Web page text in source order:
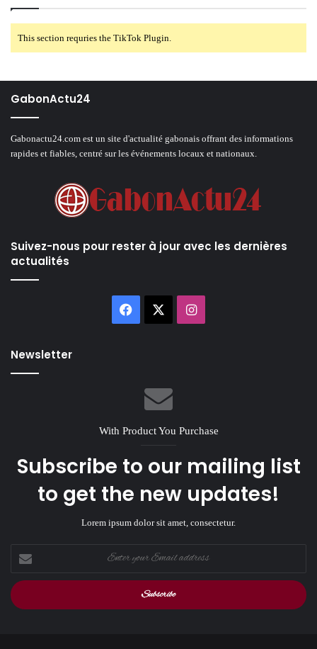
This section requries the TikTok Plugin.
GabonActu24
Gabonactu24.com est un site d'actualité gabonais offrant des informations
rapides et fiables, centré sur les événements locaux et nationaux.
Suivez-nous pour rester à jour avec les dernières
actualités
Facebook Instagram
Newsletter
With Product You Purchase
Subscribe to our mailing list
to get the new updates!
Lorem ipsum dolor sit amet, consectetur.
your
Email
address